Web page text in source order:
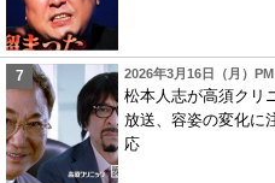
2026年3月16日（月）
松本人志が高須クリ
放送、容姿の変化に
応